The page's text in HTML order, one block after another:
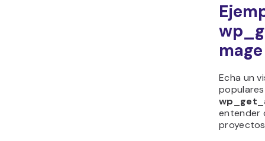
Echa un
entender